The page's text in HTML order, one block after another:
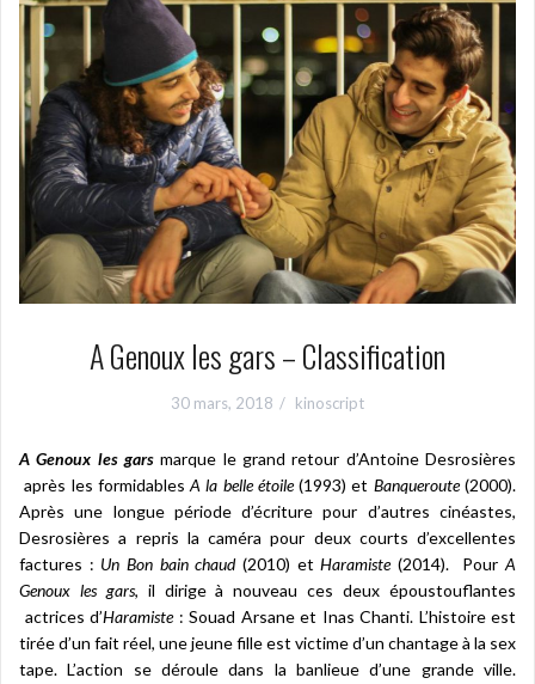
A Genoux les gars – Classification
30 mars, 2018 kinoscript
A Genoux les gars marque le grand retour d’Antoine Desrosières
après les formidablesA la belle étoile(1993) et Banqueroute(2000).
Après une longue période d’écriture pour d’autres cinéastes,
Desrosières a repris la caméra pour deux courts d’excellentes
factures : Un Bon bain chaud(2010) etHaramiste(2014). PourA
Genoux les gars, il dirige à nouveau ces deux époustouflantes
actrices d’Haramiste: Souad Arsane et Inas Chanti. L’histoire est
tirée d’un fait réel, une jeune fille est victime d’un chantage à la sex
tape. L’action se déroule dans la banlieue d’une grande ville.